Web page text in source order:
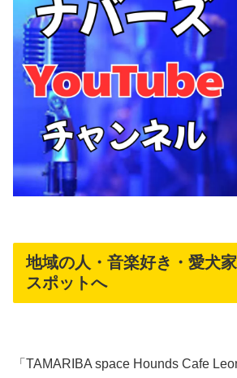
地域の人・音楽好き・愛犬
スポットへ
「TAMARIBA space Hounds Cafe